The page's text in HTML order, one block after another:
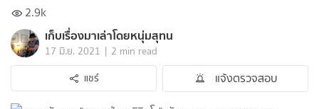
2.9k
เก็บเรื่องมาเล่าโดยหนุ่มสุทน
17 มิ.ย. 2021 | 2 min read
แชร์
แจ้งตรวจสอบ